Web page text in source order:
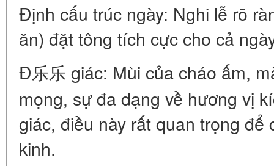
Định cấu trúc ngày: Nghi lễ rõ
ăn) đặt tông tích cực cho cả
Đ乐乐 giác: Mùi của cháo ấm,
mọng, sự đa dạng về hương vị
giác, điều này rất quan trọng để
kinh.